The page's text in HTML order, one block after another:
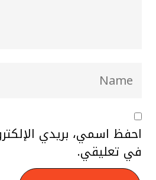
احفظ اسمي، بريدي
في تعليقي.